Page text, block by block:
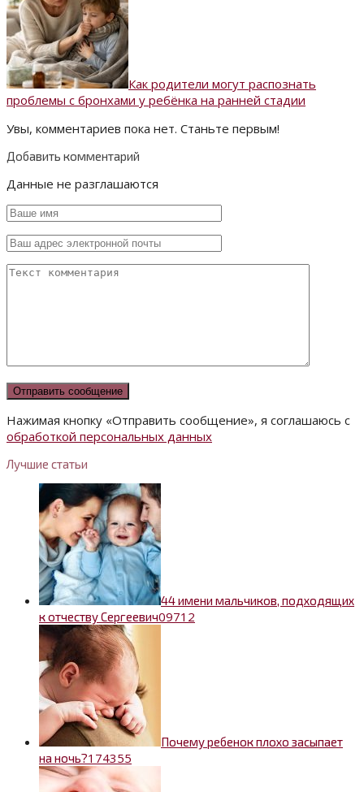
Как родители могут распознать
проблемы с бронхами у ребёнка на ранней стадии
Увы, комментариев пока нет. Станьте первым!
Добавить комментарий
Данные не разглашаются
Нажимая кнопку «Отправить сообщение», я соглашаюсь с
обработкой персональных данных
Лучшие статьи
44 имени мальчиков, подходящих
к отчеству Сергеевич09712
Почему ребенок плохо засыпает
на ночь?174355